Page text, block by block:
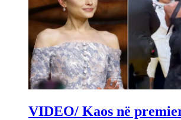
VIDEO/ Kaos në